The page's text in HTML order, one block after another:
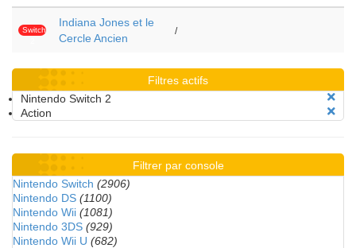
Switch
Indiana Jones et le
Cercle Ancien
/
Filtres actifs
Nintendo Switch 2
Action
Filtrer par console
Nintendo Switch (2906)
Nintendo DS (1100)
Nintendo Wii (1081)
Nintendo 3DS (929)
Nintendo Wii U (682)